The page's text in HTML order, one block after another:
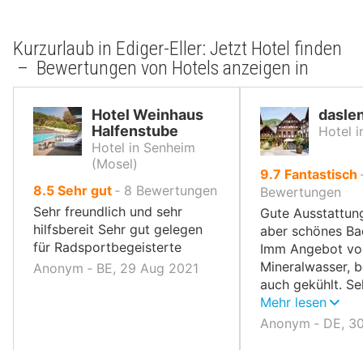
Kurzurlaub in Ediger-Eller: Jetzt Hotel finden
– Bewertungen von Hotels anzeigen in
Hotel Weinhaus
Halfenstube
Hotel in Senheim
(Mosel)
8.5von
10,
Sehr gut ‐ 8 Bewertungen
Sehr freundlich und sehr
hilfsbereit Sehr gut gelegen
für Radsportbegeisterte
Anonym ‐ BE, 29 Aug 2021
Hotel
9.7 von
10,
Fantastisch
Bewertungen
Gute
aber schönes
Imm Angebot
Mineralwasser,
auch gekühlt.
freundliches
Mehr lesen
Anonym ‐ DE,